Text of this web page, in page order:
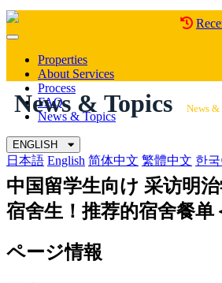
Mobile
Properties
About Services
Process
FAQ
News & Topics
ENGLISH
日本語 English 简体中文 繁體中文 한국
News & Topics News &
中国留学生向け 采访明
宿舍生！推荐的宿舍餐单
ページ情報